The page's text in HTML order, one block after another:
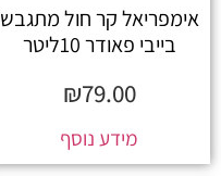
אימפריאל קר חול מתגבש
בייבי פאודר 10ליטר
₪79.00
מידע נוסף